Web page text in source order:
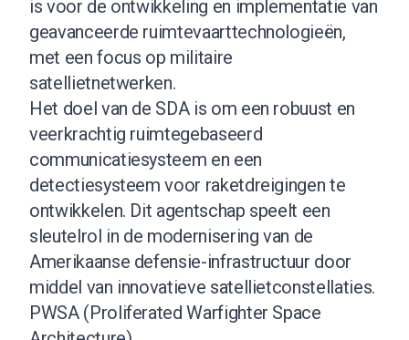
is voor de ontwikkeling en implementatie van
geavanceerde ruimtevaarttechnologieën,
met een focus op militaire
satellietnetwerken.
Het doel van de SDA is om een robuust en
veerkrachtig ruimtegebaseerd
communicatiesysteem en een
detectiesysteem voor raketdreigingen te
ontwikkelen. Dit agentschap speelt een
sleutelrol in de modernisering van de
Amerikaanse defensie-infrastructuur door
middel van innovatieve satellietconstellaties.
PWSA (Proliferated Warfighter Space